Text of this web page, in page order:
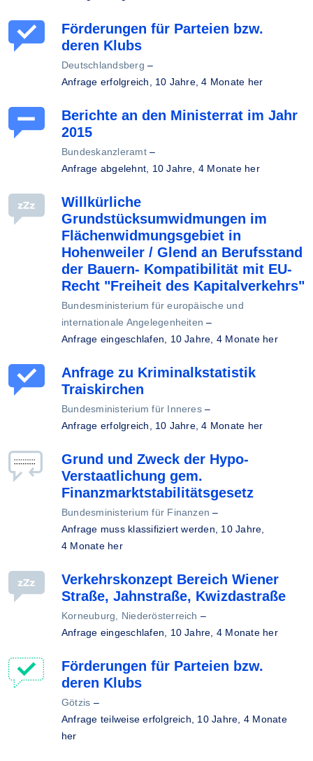
Förderungen für Parteien bzw.
deren Klubs
Deutschlandsberg –
Anfrage erfolgreich, 10 Jahre, 4 Monate her
Berichte an den Ministerrat im Jahr
2015
Bundeskanzleramt–
Anfrage abgelehnt, 10 Jahre, 4 Monate her
Willkürliche
Grundstücksumwidmungen im
Flächenwidmungsgebiet in
Hohenweiler / Glend an Berufsstand
der Bauern- Kompatibilität mit EU-
Recht "Freiheit des Kapitalverkehrs"
Bundesministerium für europäische und
internationale Angelegenheiten –
Anfrage eingeschlafen, 10 Jahre, 4 Monate her
Anfrage zu Kriminalkstatistik
Traiskirchen
Bundesministerium für Inneres–
Anfrage erfolgreich, 10 Jahre, 4 Monate her
Grund und Zweck der Hypo-
Verstaatlichung gem.
Finanzmarktstabilitätsgesetz
Bundesministerium für Finanzen –
Anfrage muss klassifiziert werden, 10 Jahre,
4 Monate her
Verkehrskonzept Bereich Wiener
Straße, Jahnstraße, Kwizdastraße
Korneuburg, Niederösterreich –
Anfrage eingeschlafen, 10 Jahre, 4 Monate her
Förderungen für Parteien bzw.
deren Klubs
Götzis –
Anfrage teilweise erfolgreich, 10 Jahre, 4 Monate
her